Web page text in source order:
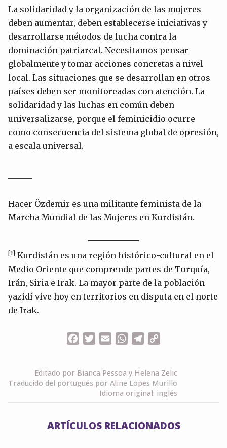
La solidaridad y la organización de las mujeres
deben aumentar, deben establecerse iniciativas y
desarrollarse métodos de lucha contra la
dominación patriarcal. Necesitamos pensar
globalmente y tomar acciones concretas a nivel
local. Las situaciones que se desarrollan en otros
países deben ser monitoreadas con atención. La
solidaridad y las luchas en común deben
universalizarse, porque el feminicidio ocurre
como consecuencia del sistema global de opresión,
a escala universal.
Hacer Özdemir es una militante feminista de la
Marcha Mundial de las Mujeres en Kurdistán.
[1] Kurdistán es una región histórico-cultural en el
Medio Oriente que comprende partes de Turquía,
Irán, Siria e Irak. La mayor parte de la población
yazidí vive hoy en territorios en disputa en el norte
de Irak.
FacebookTwitterEmailWhatsApp
Telegram
Editado por Bianca Pessoa y Helena Zelic
Traducido del portugués por Aline Lopes Murillo
Idioma original: inglés
ARTÍCULOS RELACIONADOS